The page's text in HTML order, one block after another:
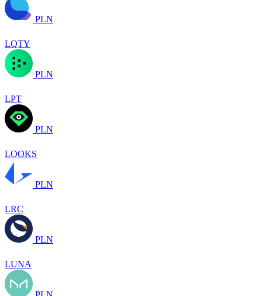
PLN
LQTY
PLN
LPT
PLN
LOOKS
PLN
LRC
PLN
LUNA